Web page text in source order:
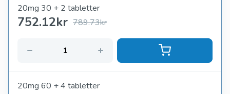
20mg 30 + 2 tabletter
752.12kr 789.73kr
20mg 60 + 4 tabletter